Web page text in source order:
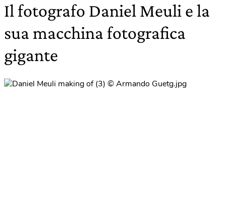
Il fotografo Daniel Meuli e la
sua macchina fotografica
gigante